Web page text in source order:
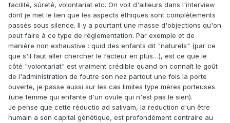
facilité, sûreté, volontariat etc. On voit d'ailleurs dans l'interview
dont je met le lien que les aspects éthiques sont complètements
passés sous silence. Il y a pourtant une masse d'objections qu'on
peut faire à ce type de réglementation. Par exemple et de
manière non exhaustive : quid des enfants dit "naturels" (par ce
que s'il faut aller chercher le facteur en plus…), est ce que le
côté "volontariat" est vraiment crédible quand on connaît le goût
de l'administration de foutre son nez partout une fois la porte
ouverte, je passe aussi sur les cas limites type mères porteuses
(une femme qui enfante d'un ovule qui n'est pas le sien).
Je pense que cette réductio ad salivam, la reduction d'un être
humain a son capital génétique, est profondément contraire au